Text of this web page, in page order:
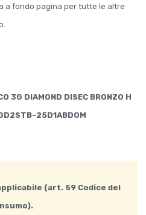
a fondo pagina per tutte le altre
3G DIAMOND DISEC BRONZO H
25D1ABDOM
(art. 59 Codice del